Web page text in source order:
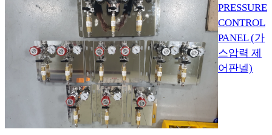
PRESSURE
CONTROL
PANEL (가
스압력 제
어판넬)